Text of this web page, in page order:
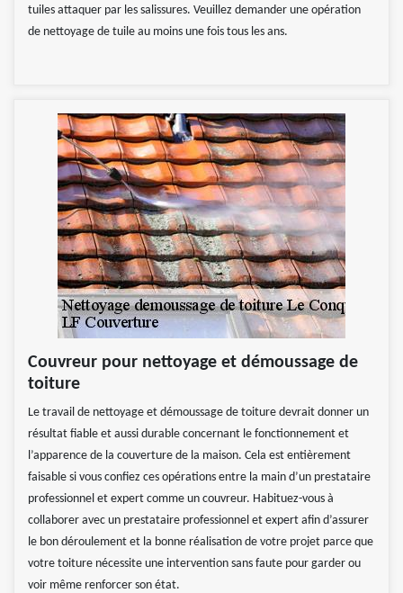
tuiles attaquer par les salissures. Veuillez demander une opération
de nettoyage de tuile au moins une fois tous les ans.
Couvreur pour nettoyage et démoussage de
toiture
Le travail de nettoyage et démoussage de toiture devrait donner un
résultat fiable et aussi durable concernant le fonctionnement et
l’apparence de la couverture de la maison. Cela est entièrement
faisable si vous confiez ces opérations entre la main d’un prestataire
professionnel et expert comme un couvreur. Habituez-vous à
collaborer avec un prestataire professionnel et expert afin d’assurer
le bon déroulement et la bonne réalisation de votre projet parce que
votre toiture nécessite une intervention sans faute pour garder ou
voir même renforcer son état.